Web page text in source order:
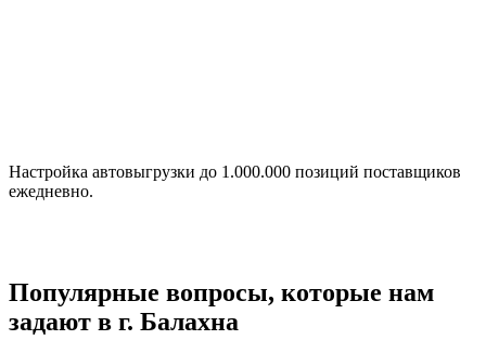
Настройка автовыгрузки до 1.000.000 позиций поставщиков
ежедневно.
Популярные вопросы, которые нам
задают в г. Балахна